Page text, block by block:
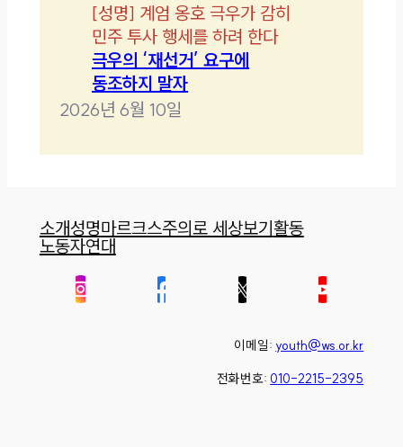
[성명] 계엄 옹호 극우가 감히
민주 투사 행세를 하려 한다
극우의 ‘재선거’ 요구에
동조하지 말자
2026년 6월 10일
소개성명마르크스주의로 세상보기활동
노동자연대
이메일: youth@ws.or.kr
전화번호: 010-2215-2395